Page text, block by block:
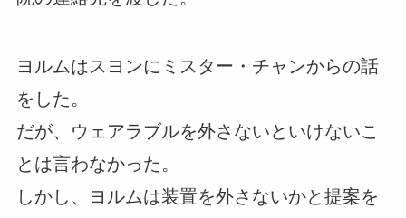
ヨルムはスヨンにミスター・チャンからの話
をした。
だが、ウェアラブルを外さないといけないこ
とは言わなかった。
しかし、ヨルムは装置を外さないかと提案を